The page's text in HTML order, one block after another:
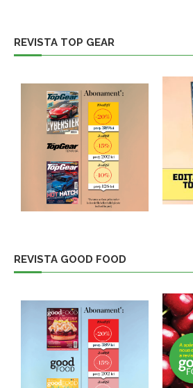
REVISTA TOP GEAR
REVISTA GOOD FOOD